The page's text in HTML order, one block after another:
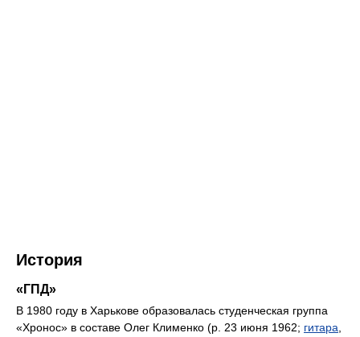
История
«ГПД»
В 1980 году в Харькове образовалась студенческая группа
«Хронос» в составе Олег Клименко (p. 23 июня 1962; гитара